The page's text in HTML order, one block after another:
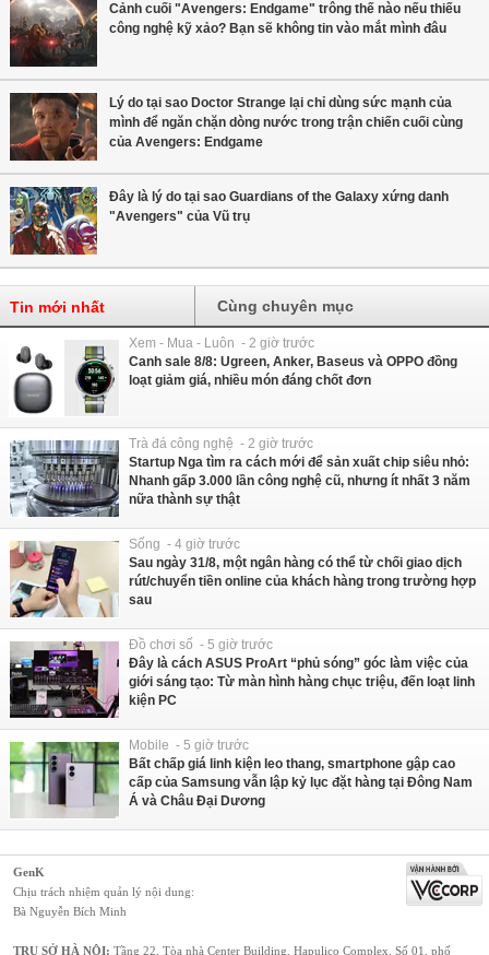
Cảnh cuối "Avengers: Endgame" trông thế nào nếu thiếu
công nghệ kỹ xảo? Bạn sẽ không tin vào mắt mình đâu
Lý do tại sao Doctor Strange lại chỉ dùng sức mạnh của
mình để ngăn chặn dòng nước trong trận chiến cuối cùng
của Avengers: Endgame
Đây là lý do tại sao Guardians of the Galaxy xứng danh
"Avengers" của Vũ trụ
Tin mới nhất Cùng chuyên mục
Xem - Mua - Luôn - 2 giờ trước
Canh sale 8/8: Ugreen, Anker, Baseus và OPPO đồng
loạt giảm giá, nhiều món đáng chốt đơn
Trà đá công nghệ - 2 giờ trước
Startup Nga tìm ra cách mới để sản xuất chip siêu nhỏ:
Nhanh gấp 3.000 lần công nghệ cũ, nhưng ít nhất 3 năm
nữa thành sự thật
Sống - 4 giờ trước
Sau ngày 31/8, một ngân hàng có thể từ chối giao dịch
rút/chuyển tiền online của khách hàng trong trường hợp
sau
Đồ chơi số - 5 giờ trước
Đây là cách ASUS ProArt “phủ sóng” góc làm việc của
giới sáng tạo: Từ màn hình hàng chục triệu, đến loạt linh
kiện PC
Mobile - 5 giờ trước
Bất chấp giá linh kiện leo thang, smartphone gập cao
cấp của Samsung vẫn lập kỷ lục đặt hàng tại Đông Nam
Á và Châu Đại Dương
GenK
Chịu trách nhiệm quản lý nội dung:
Bà Nguyễn Bích Minh
TRỤ SỞ HÀ NỘI: Tầng 22, Tòa nhà Center Building, Hapulico Complex, Số 01, phố